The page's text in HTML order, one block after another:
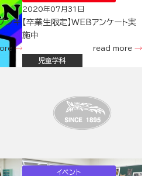
ンキ
2020年07月31日
【卒業生限定】WEBアンケート実
施中
read more
児童学科
イベント